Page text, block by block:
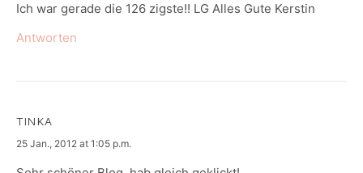
Ich war gerade die 126 zigste!! LG Alles Gute Kerstin
Antworten
TINKA
says:
25 Jan., 2012 at 1:05 p.m.